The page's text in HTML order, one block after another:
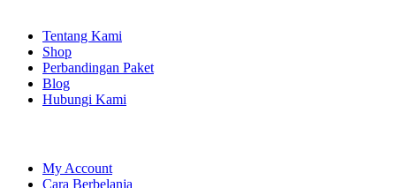
Tentang Kami
Shop
Perbandingan Paket
Blog
Hubungi Kami
My Account
Cara Berbelanja